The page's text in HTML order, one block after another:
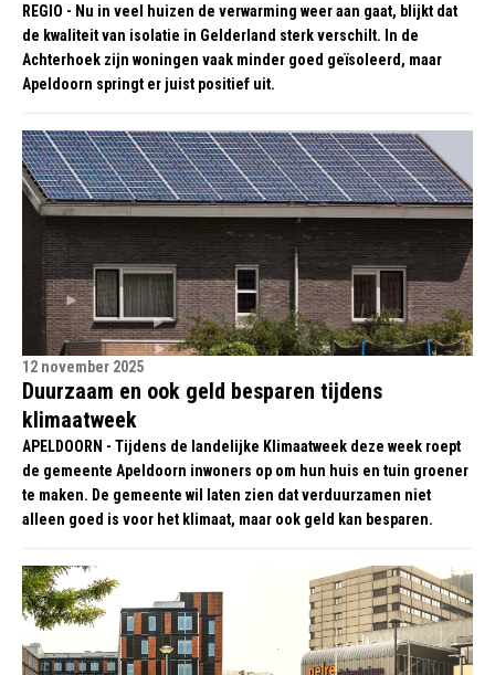
REGIO - Nu in veel huizen de verwarming weer aan gaat, blijkt dat
de kwaliteit van isolatie in Gelderland sterk verschilt. In de
Achterhoek zijn woningen vaak minder goed geïsoleerd, maar
Apeldoorn springt er juist positief uit.
12 november 2025
Duurzaam en ook geld besparen tijdens
klimaatweek
APELDOORN - Tijdens de landelijke Klimaatweek deze week roept
de gemeente Apeldoorn inwoners op om hun huis en tuin groener
te maken. De gemeente wil laten zien dat verduurzamen niet
alleen goed is voor het klimaat, maar ook geld kan besparen.